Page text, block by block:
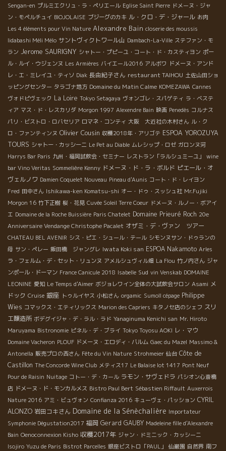
Sengan-en プルミエクリュ・ラ・ペリエール Eglise Saint Pierre ドメーヌ・ジャ
ン・モペルチュイ BIOJOLAISE ブジーグのカキ ル・クロ・デ・ジャール お肉
Les 4 éléments pour Vin Nature Alexandre Bain closerie des moussis
Iidabashi Méli Mélo サントヴィクトワール山 Dambach-La-Ville ステファン・モ
ラン Jerome SAURIGNY シャトー・プピーユ・コート・ド・カスティヨン ポー
ル・ルイ・ウジェンヌ Les Armières バイエール2016 アルボワ ドメーヌ・アンド
レ・エ・ミレイユ・ティソ Diak 長由紀子さん restaurant TAIHOU 土佐山田ショ
ッピングセンター タラゴナ地方 Domaine du Matin Calme KOMEZAWA Cannes
ヴォドピヴェック La Loire Tokyo Setagaya ヴォンゴレ・スパゲティ ラ・ベステ
ィア マス・ド・レスカリダ Morgon 1997 Alexendre Bain 映画 Penedès コルナス
パリ・ビストロ・ロバセリア ロマネ・コンティ 大阪 大近社の木村さん ル・ク
ロ・ファンティンヌ Olivier Cousin 収穫2018年・アリゴテ ESPOA YOROZUYA
TOURS シャトー・カッシーニ Le Pet au Diable ムレシップ・ロゼ ガロンヌ河
Harrys Bar Paris 九州・福岡試飲会・セミナー レストラン「ラルシュミーユ」
wine
bar Vino Veritas Sommelière Kenny ドメーヌ・ド・ラ・ボルド ピエール・オ
ヴェルノワ Damien Coquelet Nouveau Pineau d'Aunis コート・ド・レイヨン
Fred 田中さん Ishikawa-ken Komatsu-shi オー・ドゥ・スッシュ社 Mr.Fujiki
Morgon 16 竹下正樹 桜・花見 Cuvée Soleil Terre Coeur ドメーヌ・ルノー・ボアイ
エ Domaine de la Roche Buissière Paris Chatelet Domaine Prieuré Roch 20e
Anniversaire Vendange Christophe Pacalet オザミ・デ・ヴァン ツアー
CHATEAU BEL AVENIR シス・ピエ・シュール・テール シモンヌサン・ドゥランの
母 サン・ペレー 飯田橋 ジャングレ Iwata Koki san ESPOA Nakamoto Arles
ラ・フェルム・デ・セット・リュンヌ アメルシュヴィル畑 La Flou 竹ノ内さん ジャ
ンポール・ドーマン France Canicule 2018 Isabelle Sud vin Venskab DOMAINE
LEONINE 愛知 Le Temps d'Aimer ボジョレワイン全体の大試飲会サロン Asami メ
ドック Cruise 銀座 トゥルイヤス 小松さん orgamic Sumoll cépage Philippe
Wies コマックス・エティリックス Marion des Capriers キタノセ店のシェフ スリ
エ醸造所 ボデグイジャ・デ・ラル・ラド Yanaginuma Kenichi san Mr. Hiroto
Maruyama Bistronomie ピネル・デ・ブライ Tokyo Toyosu AOKI レ・マウ
Domaine Vacheron PLOUF ドメーヌ・エロディ・バルム Gaec du Mazel Massimo &
Antonella 販売プロの西さん Fête du Vin Nature Strohmeier 仙台 Côte de
Castillon The Concorde Wine Club メティス17 Le Balaise lot 1417 Pont Neuf
Pour de Raisin Nuitage コトー・デ・カール ラモン・サヴェドラ パシオン心斎橋
店 ドメーヌ・ド・モンカルメス Bistro Paul Bert Sébastien Riffault Auxerrois
Nature 2016 アミ・ビュヴォン Confianza 2016 キューヴェ・パッション CYRIL
ALONZO 岩田コキさん Domaine de la Sénèchalière Importateur
Symphonie Dégustation2017 福岡 Gerard GAUBY Madeleine fille d'Alexandre
Bain Oenoconnexion Kisho 収穫2017年 ジャン・ドミニック・カッシーニ
Isojiro Yuzu de Paris Bistrot Parcelles 銀座ビストロ「PAUL」 仙巌園 自然界 南フ